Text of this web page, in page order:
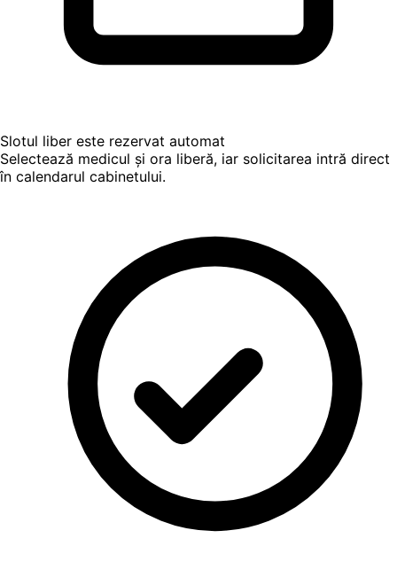
Slotul liber este rezervat automat
Selectează medicul și ora liberă, iar solicitarea intră direct
în calendarul cabinetului.